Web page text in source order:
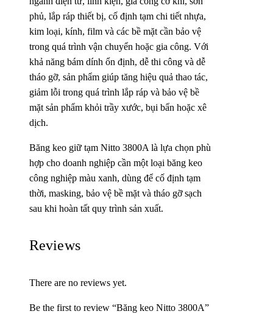
phủ, lắp ráp thiết bị, cố định tạm chi tiết nhựa,
kim loại, kính, film và các bề mặt cần bảo vệ
trong quá trình vận chuyển hoặc gia công. Với
khả năng bám dính ổn định, dễ thi công và dễ
tháo gỡ, sản phẩm giúp tăng hiệu quả thao tác,
giảm lỗi trong quá trình lắp ráp và bảo vệ bề
mặt sản phẩm khỏi trầy xước, bụi bẩn hoặc xê
dịch.
Băng keo giữ tạm Nitto 3800A là lựa chọn phù
hợp cho doanh nghiệp cần một loại băng keo
công nghiệp màu xanh, dùng để cố định tạm
thời, masking, bảo vệ bề mặt và tháo gỡ sạch
sau khi hoàn tất quy trình sản xuất.
Reviews
There are no reviews yet.
Be the first to review “Băng keo Nitto 3800A”